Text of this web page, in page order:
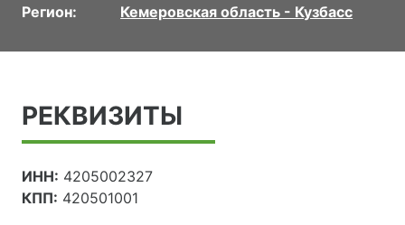
Регион:
Кемеровская область - Кузбасс
РЕКВИЗИТЫ
ИНН: 4205002327
КПП: 420501001